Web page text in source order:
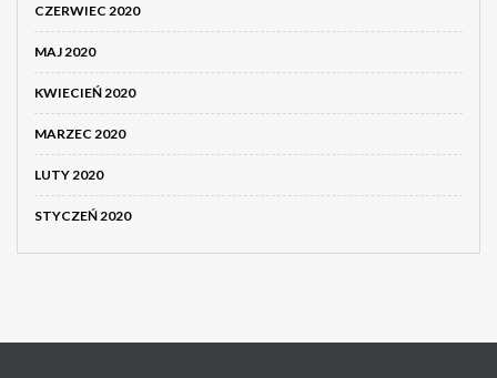
CZERWIEC 2020
MAJ 2020
KWIECIEŃ 2020
MARZEC 2020
LUTY 2020
STYCZEŃ 2020